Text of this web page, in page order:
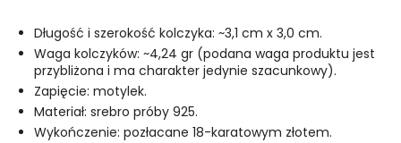
Długość i szerokość kolczyka: ~3,1 cm x 3,0 cm.
Waga kolczyków: ~4,24 gr (podana waga produktu jest
przybliżona i ma charakter jedynie szacunkowy).
Zapięcie: motylek.
Materiał: srebro próby 925.
Wykończenie: pozłacane 18-karatowym złotem.